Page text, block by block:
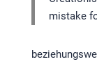
mistake